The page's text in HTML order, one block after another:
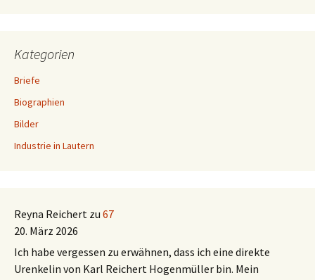
Kategorien
Briefe
Biographien
Bilder
Industrie in Lautern
Reyna Reichert zu 67
20. März 2026
Ich habe vergessen zu erwähnen, dass ich eine direkte
Urenkelin von Karl Reichert Hogenmüller bin. Mein